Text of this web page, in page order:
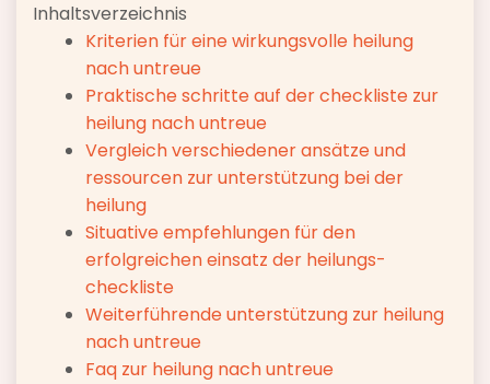
Inhaltsverzeichnis
Kriterien für eine wirkungsvolle heilung
nach untreue
Praktische schritte auf der checkliste zur
heilung nach untreue
Vergleich verschiedener ansätze und
ressourcen zur unterstützung bei der
heilung
Situative empfehlungen für den
erfolgreichen einsatz der heilungs-
checkliste
Weiterführende unterstützung zur heilung
nach untreue
Faq zur heilung nach untreue